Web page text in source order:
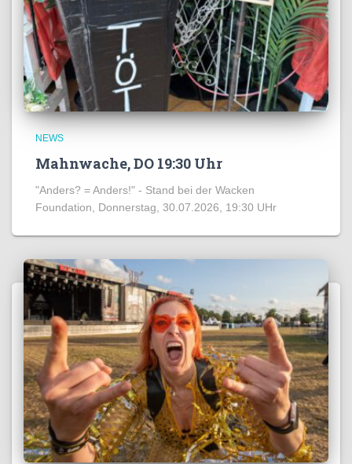
NEWS
Mahnwache, DO 19:30 Uhr
"Anders? = Anders!" - Stand bei der Wacken
Foundation, Donnerstag, 30.07.2026, 19:30 UHr